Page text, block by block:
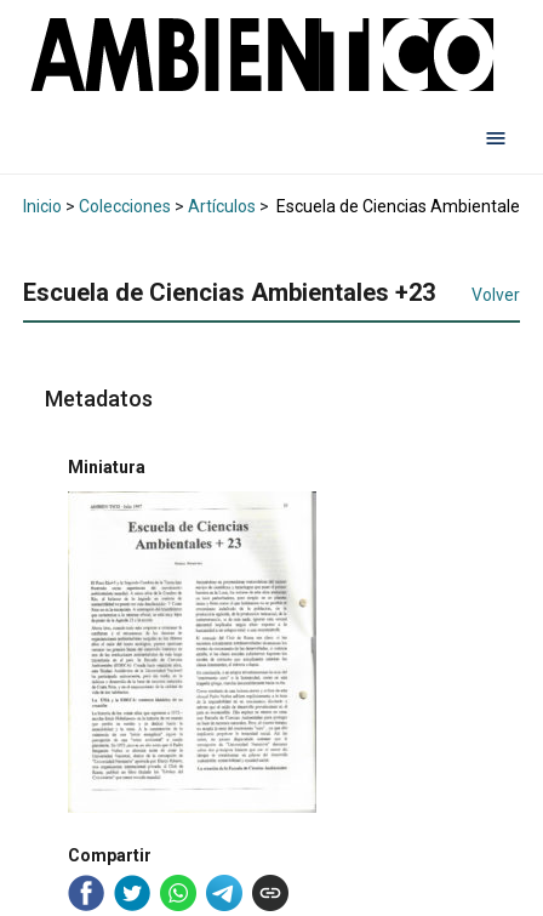
Inicio > Colecciones > Artículos > Escuela de Ciencias Ambientales
Escuela de Ciencias Ambientales +23 Volver
Metadatos
Miniatura
Compartir